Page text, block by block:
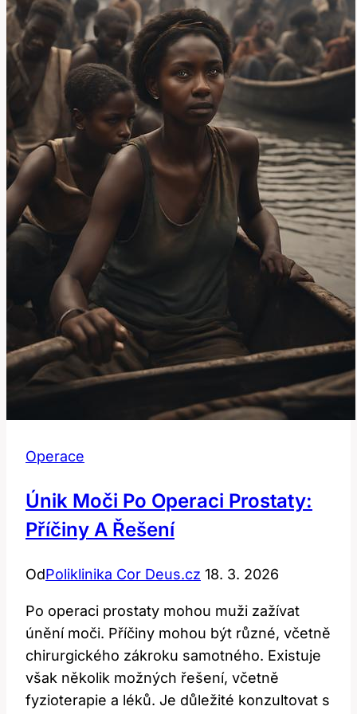
Operace
Únik Moči Po Operaci Prostaty:
Příčiny A Řešení
OdPoliklinika Cor Deus.cz 18. 3. 2026
Po operaci prostaty mohou muži zažívat
únění moči. Příčiny mohou být různé, včetně
chirurgického zákroku samotného. Existuje
však několik možných řešení, včetně
fyzioterapie a léků. Je důležité konzultovat s